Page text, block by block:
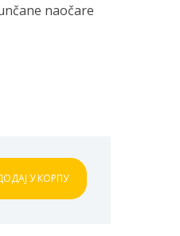
naočare
У КОРПУ